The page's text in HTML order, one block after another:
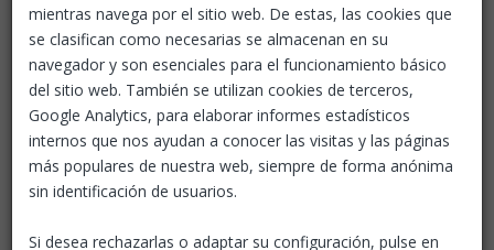
ANPE-El defensor del profesor 02 Jun, 2026
ANPE
CASTILLA Y
LEÓN organiza una charla muy interesante sobre “La
salud mental y autocuidado del docente” desarrollada
por Jesús Niño Triviño defensor del profesor en Castilla
y León. Accede escaneando el código QR. También
pulsando en
enlace https://us06web.zoom.us/j/87207311615 Puedes
mientras navega por el sitio web. De estas, las cookies que
se clasifican como necesarias se almacenan en su
navegador y son esenciales para el funcionamiento básico
del sitio web. También se utilizan cookies de terceros,
Google Analytics, para elaborar informes estadísticos
internos que nos ayudan a conocer las visitas y las páginas
más populares de nuestra web, siempre de forma anónima
sin identificación de usuarios.
Si desea rechazarlas o adaptar su configuración, pulse en